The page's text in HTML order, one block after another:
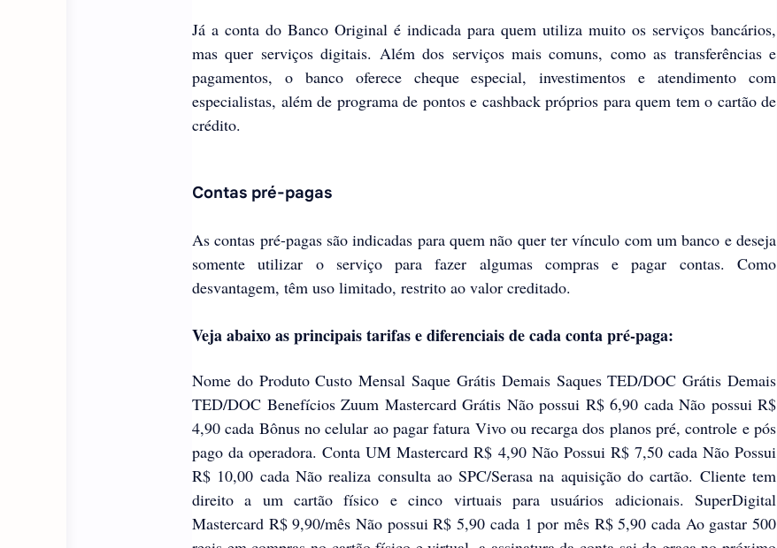
Já a conta do Banco Original é indicada para quem utiliza muito os serviços bancários,
mas quer serviços digitais. Além dos serviços mais comuns, como as transferências e
pagamentos, o banco oferece cheque especial, investimentos e atendimento com
especialistas, além de programa de pontos e cashback próprios para quem tem o cartão de
crédito.
Contas pré-pagas
As contas pré-pagas são indicadas para quem não quer ter vínculo com um banco e deseja
somente utilizar o serviço para fazer algumas compras e pagar contas. Como
desvantagem, têm uso limitado, restrito ao valor creditado.
Veja abaixo as principais tarifas e diferenciais de cada conta pré-paga:
Nome do Produto Custo Mensal Saque Grátis Demais Saques TED/DOC Grátis Demais
TED/DOC Benefícios Zuum Mastercard Grátis Não possui R$ 6,90 cada Não possui R$
4,90 cada Bônus no celular ao pagar fatura Vivo ou recarga dos planos pré, controle e pós
pago da operadora. Conta UM Mastercard R$ 4,90 Não Possui R$ 7,50 cada Não Possui
R$ 10,00 cada Não realiza consulta ao SPC/Serasa na aquisição do cartão. Cliente tem
direito a um cartão físico e cinco virtuais para usuários adicionais. SuperDigital
Mastercard R$ 9,90/mês Não possui R$ 5,90 cada 1 por mês R$ 5,90 cada Ao gastar 500